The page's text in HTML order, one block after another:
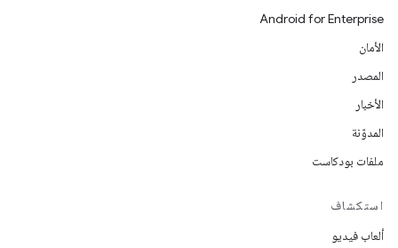
Android for Enterprise
الأمان
المصدر
الأخبار
المدوّنة
ملفات بودكاست
استكشاف
ألعاب فيديو